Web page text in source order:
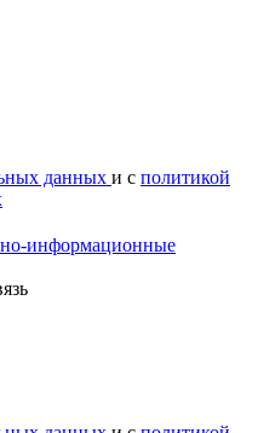
данных и с политикой
информационные